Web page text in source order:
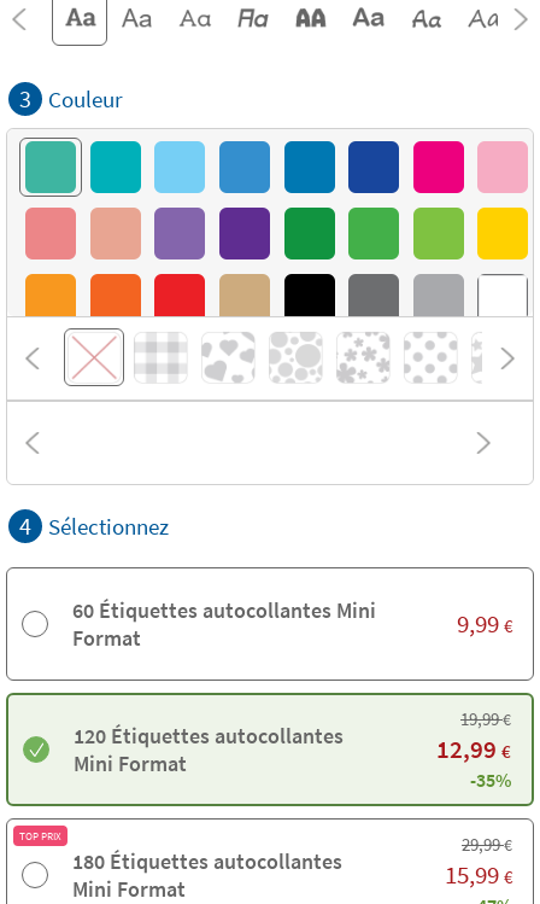
3 Couleur
4 Sélectionnez
60 Étiquettes autocollantes Mini
Format
9,99 €
120 Étiquettes autocollantes
Mini Format
19,99€
12,99 €
-35%
TOP PRIX
180 Étiquettes autocollantes
Mini Format
29,99€
15,99 €